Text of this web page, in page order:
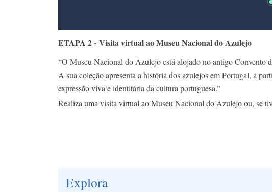
ETAPA 2 - Visita virtual ao Museu Nacional do Azulejo
“O Museu Nacional do Azulejo está alojado no antigo Convento
A sua coleção apresenta a história dos azulejos em Portugal, a
expressão viva e identitária da cultura portuguesa.”
Realiza uma visita virtual ao Museu Nacional do Azulejo ou, se
Explora